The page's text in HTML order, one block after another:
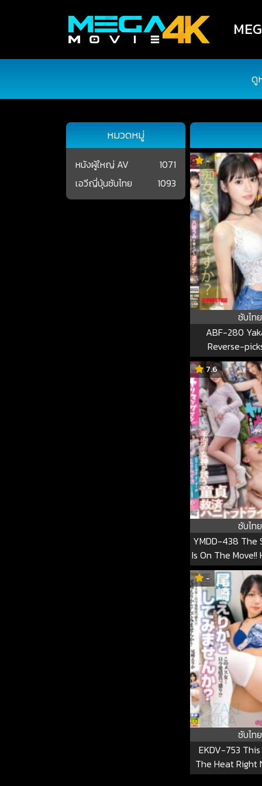
ดู
หมวดหมู่
หนังผู้ใหญ่ AV
1071
เอวีญี่ปุ่นซับไทย
1093
-
ซับไทย
ABF-280
Reverse-
Amateur
7.6
ซับไทย
YMDD-438 The
Is On The
A Go-go!!
Liz's Strange
Goddess Of
Invites Virgin
Trap Drive
-
ซับไทย
EKDV-753
The Heat Right
Not Try It